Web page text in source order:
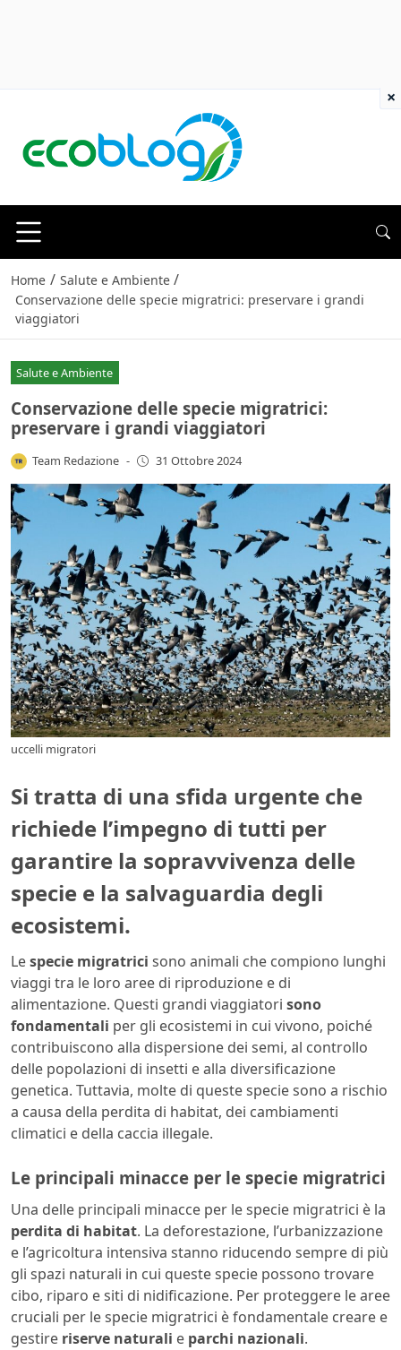
Home / Salute e Ambiente /
Conservazione delle specie migratrici: preservare i grandi
viaggiatori
Salute e Ambiente
Conservazione delle specie migratrici:
preservare i grandi viaggiatori
Team Redazione - 31 Ottobre 2024
uccelli migratori
Si tratta di una sfida urgente che
richiede l’impegno di tutti per
garantire la sopravvivenza delle
specie e la salvaguardia degli
ecosistemi.
Lespecie migratrici sono animali che compiono lunghi
viaggi tra le loro aree di riproduzione e di
alimentazione. Questi grandi viaggiatori sono
fondamentali per gli ecosistemi in cui vivono, poiché
contribuiscono alla dispersione dei semi, al controllo
delle popolazioni di insetti e alla diversificazione
genetica. Tuttavia, molte di queste specie sono a rischio
a causa della perdita di habitat, dei cambiamenti
climatici e della caccia illegale.
Le principali minacce per le specie migratrici
Una delle principali minacce per le specie migratrici è la
perdita di habitat. La deforestazione, l’urbanizzazione
e l’agricoltura intensiva stanno riducendo sempre di più
gli spazi naturali in cui queste specie possono trovare
cibo, riparo e siti di nidificazione. Per proteggere le aree
cruciali per le specie migratrici è fondamentale creare e
gestire riserve naturali e parchi nazionali.
×